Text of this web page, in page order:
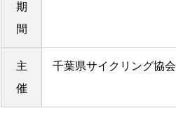
期
間
主
催
千葉県サイクリング協会